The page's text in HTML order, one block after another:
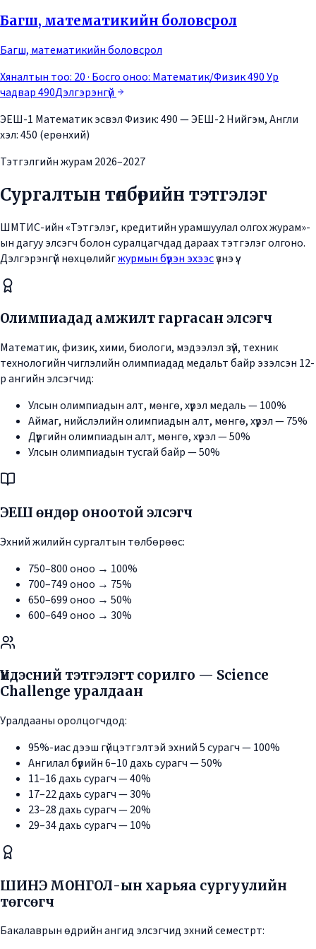
Багш, математикийн боловсрол
Багш, математикийн боловсрол
Хяналтын тоо: 20· Босго оноо: Математик/Физик 490 Ур
чадвар 490Дэлгэрэнгүй
ЭЕШ-1 Математик эсвэл Физик: 490 — ЭЕШ-2 Нийгэм, Англи
хэл: 450 (ерөнхий)
Тэтгэлгийн журам 2026–2027
Сургалтын төлбөрийн тэтгэлэг
ШМТИС-ийн «Тэтгэлэг, кредитийн урамшуулал олгох журам»-
ын дагуу элсэгч болон суралцагчдад дараах тэтгэлэг олгоно.
Дэлгэрэнгүй нөхцөлийгжурмын бүрэн эхээсүзнэ үү.
Олимпиадад амжилт гаргасан элсэгч
Математик, физик, хими, биологи, мэдээлэл зүй, техник
технологийн чиглэлийн олимпиадад медальт байр эзэлсэн 12-
р ангийн элсэгчид:
Улсын олимпиадын алт, мөнгө, хүрэл медаль — 100%
Аймаг, нийслэлийн олимпиадын алт, мөнгө, хүрэл — 75%
Дүүргийн олимпиадын алт, мөнгө, хүрэл — 50%
Улсын олимпиадын тусгай байр — 50%
ЭЕШ өндөр оноотой элсэгч
Эхний жилийн сургалтын төлбөрөөс:
750–800 оноо → 100%
700–749 оноо → 75%
650–699 оноо → 50%
600–649 оноо → 30%
Үндэсний тэтгэлэгт сорилго — Science
Challenge уралдаан
Уралдааны оролцогчдод:
95%-иас дээш гүйцэтгэлтэй эхний 5 сурагч — 100%
Ангилал бүрийн 6–10 дахь сурагч — 50%
11–16 дахь сурагч — 40%
17–22 дахь сурагч — 30%
23–28 дахь сурагч — 20%
29–34 дахь сурагч — 10%
ШИНЭ МОНГОЛ-ын харьяа сургуулийн
төгсөгч
Бакалаврын өдрийн ангид элсэгчид эхний семестрт: